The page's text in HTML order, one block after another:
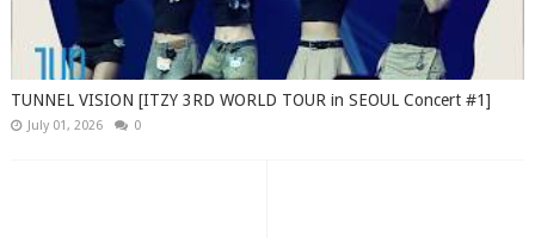
TUNNEL VISION [ITZY 3RD WORLD TOUR in SEOUL Concert #1]
July 01, 2026 0